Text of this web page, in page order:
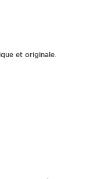
et originale.